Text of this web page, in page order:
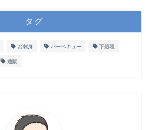
タグ
お刺身 バーベキュー 下処理
通販